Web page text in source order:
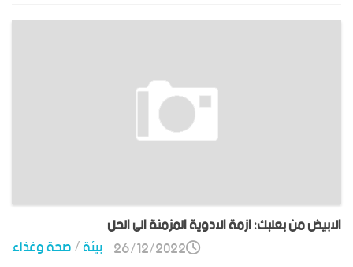
الابيض من بعلبك: ازمة الادوية المزمنة الى الحل
بيئة/صحة وغذاء 26/12/2022